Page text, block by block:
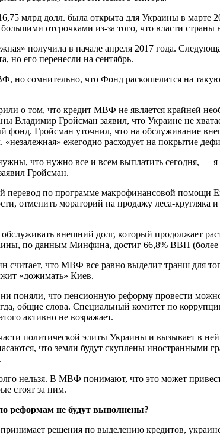
млрд долл. была открыта для Украины в марте
отсрочками из-за того, что власти
получила в начале апреля 2017 года.
но его перенесли на сентябрь.
но сомнительно, что Фонд раскошелится на
о том, что кредит МВФ не является крайней
Владимир Гройсман заявил, что Украине не
Гройсман уточнил, что на обслуживание
ежегодно расходует на покрытие
что нужно все и всем выплатить сегодня, —
Гройсман.
по программе макрофинансовой помощи
отменить мораторий на продажу леса-
внешний долг, который продолжает
по данным Минфина, достиг 66,8% ВВП
что МВФ все равно выделит транш для
«дожимать» Киев.
что пенсионную реформу провести
общие слова. Специальный комитет по
активно не возражает.
политической элиты Украины и вызывает в
что земли будут скуплены иностранными
нельзя. В МВФ понимают, что это может
стоят за ним.
реформам не будут выполнены?
решения по выделению кредитов,